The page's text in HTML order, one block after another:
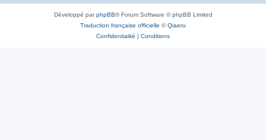
Développé parphpBB® Forum Software © phpBB Limited
Traduction française officielle ©Qiaeru
Confidentialité | Conditions